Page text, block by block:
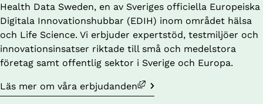
Health Data Sweden, en av Sveriges officiella Europeiska
Digitala Innovationshubbar (EDIH) inom området hälsa
och Life Science. Vi erbjuder expertstöd, testmiljöer och
innovationsinsatser riktade till små och medelstora
företag samt offentlig sektor i Sverige och Europa.
Läs mer om våra erbjudanden
Länk till annan webbplats, öppnas i nytt fönster.